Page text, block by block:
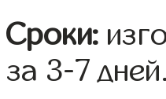
Сроки:
за 3-7 дней.